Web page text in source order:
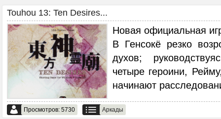
Touhou 13: Ten Desires...
Новая официальная
В Генсокё резко
духов;
четыре героини,
начинают
Просмотров: 5730 Аркады